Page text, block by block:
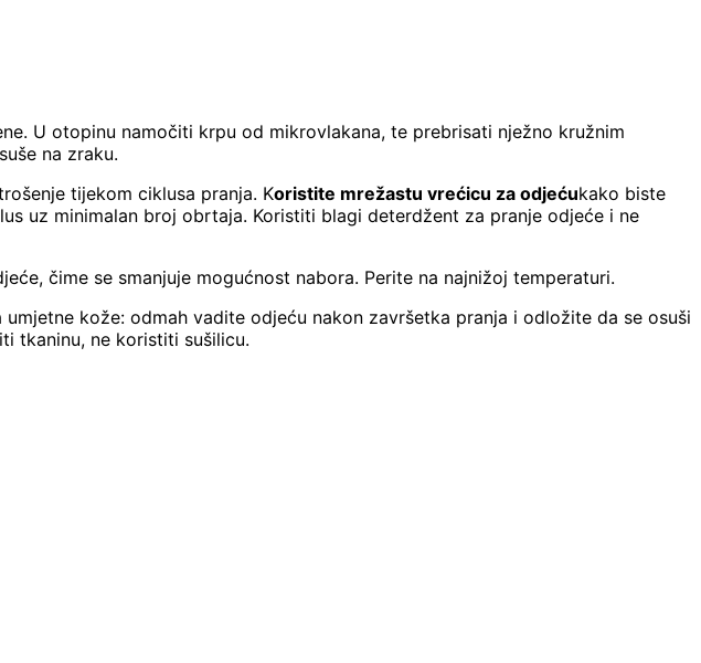
U otopinu namočiti krpu od mikrovlakana, te prebrisati nježno kružnim
na zraku.
tijekom ciklusa pranja. Koristite mrežastu vrećicu za odjećukako biste
uz minimalan broj obrtaja. Koristiti blagi deterdžent za pranje odjeće i ne
čime se smanjuje mogućnost nabora. Perite na najnižoj temperaturi.
kože: odmah vadite odjeću nakon završetka pranja i odložite da se osuši
tkaninu, ne koristiti sušilicu.